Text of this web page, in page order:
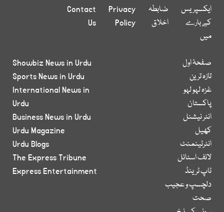
ایکسپریس
کے بارے
میں
ضابطہ
اخلاق
Privacy
Policy
Contact
Us
صفحۂ اول
تازہ ترین
غزہ لہو لہو
پاکستان
انٹر نیشنل
کھیل
انٹرٹینمنٹ
لائف اسٹائل
ٹاپ ٹرینڈ
دلچسپ و عجیب
صحت
Showbiz News in Urdu
Sports News in Urdu
International News in
Urdu
Business News in Urdu
Urdu Magazine
Urdu Blogs
The Express Tribune
Express Entertainment